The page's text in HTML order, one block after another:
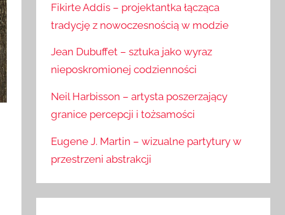
Fikirte Addis – projektantka łącząca
tradycję z nowoczesnością w modzie
Jean Dubuffet – sztuka jako wyraz
nieposkromionej codzienności
Neil Harbisson – artysta poszerzający
granice percepcji i tożsamości
Eugene J. Martin – wizualne partytury w
przestrzeni abstrakcji